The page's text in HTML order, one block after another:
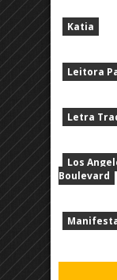
Katia
Leitora
Letra
Los
Boulevard